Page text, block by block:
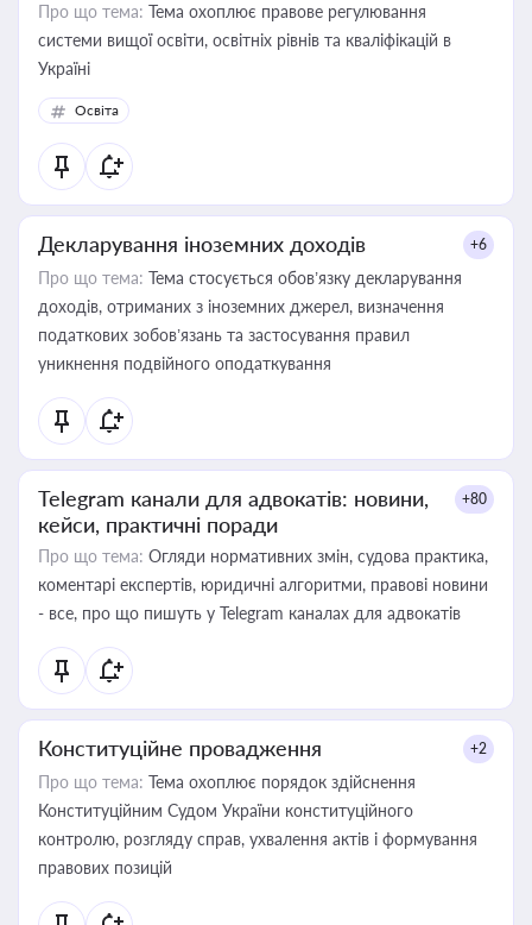
Про що тема: Тема охоплює правове регулювання
системи вищої освіти, освітніх рівнів та кваліфікацій в
Україні
Освіта
Декларування іноземних доходів +6
Про що тема: Тема стосується обов’язку декларування
доходів, отриманих з іноземних джерел, визначення
податкових зобов’язань та застосування правил
уникнення подвійного оподаткування
Telegram канали для адвокатів: новини,
кейси, практичні поради
+80
Про що тема: Огляди нормативних змін, судова практика,
коментарі експертів, юридичні алгоритми, правові новини
- все, про що пишуть у Telegram каналах для адвокатів
Конституційне провадження +2
Про що тема: Тема охоплює порядок здійснення
Конституційним Судом України конституційного
контролю, розгляду справ, ухвалення актів і формування
правових позицій